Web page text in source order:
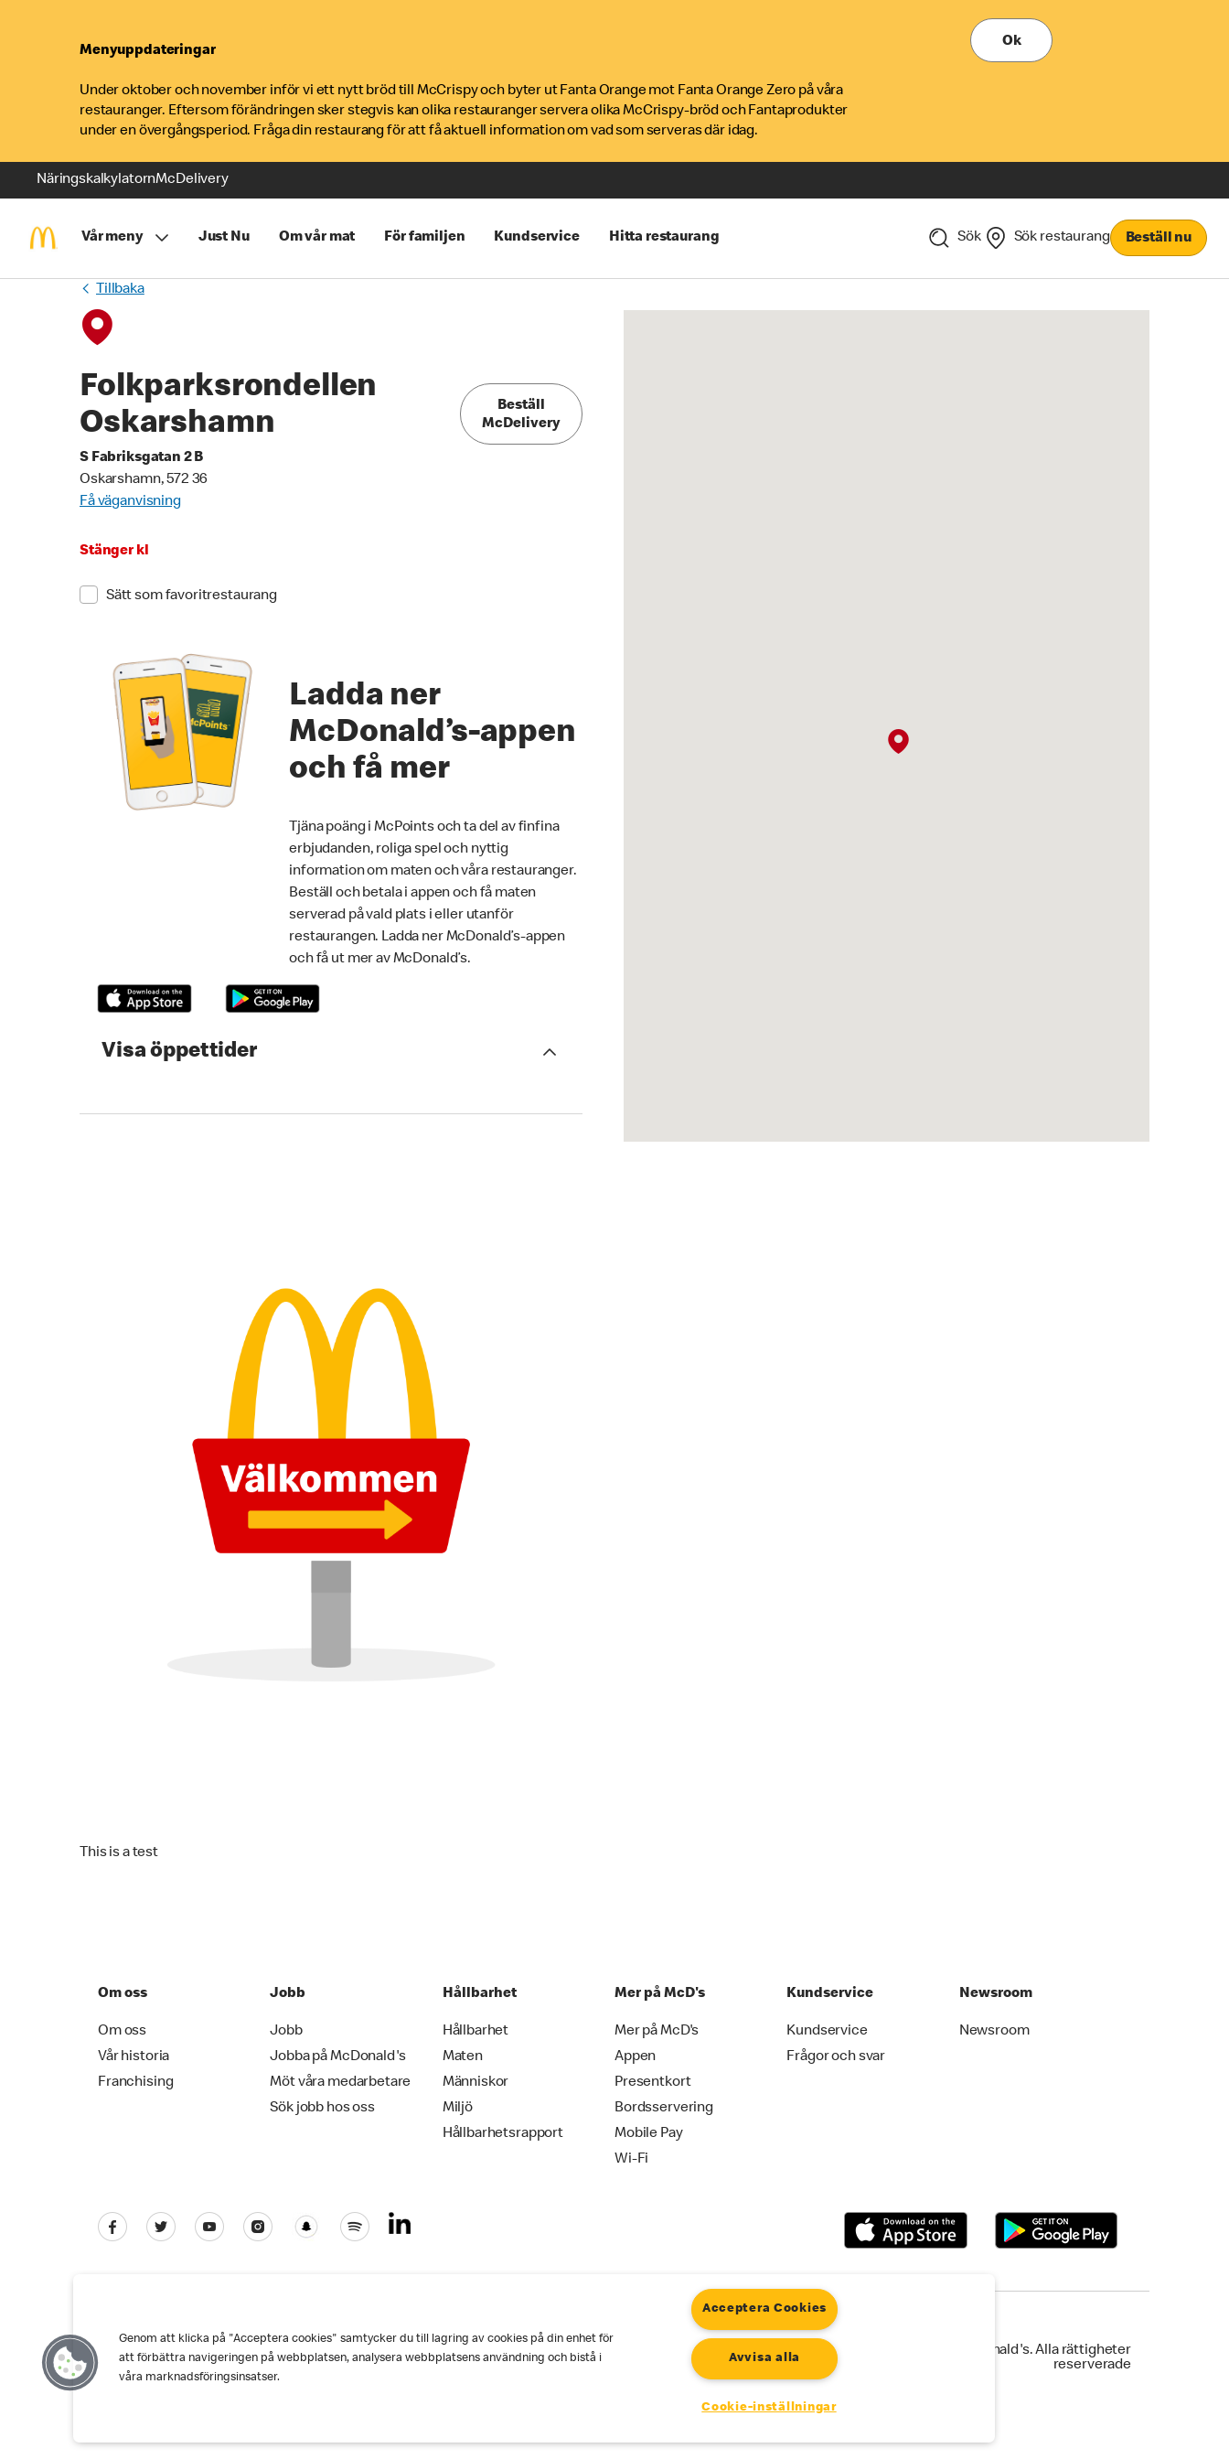
Menyuppdateringar
Under oktober och november inför vi ett nytt bröd till McCrispy och byter ut Fanta Orange mot Fanta Orange Zero på våra
restauranger. Eftersom förändringen sker stegvis kan olika restauranger servera olika McCrispy-bröd och Fantaprodukter
under en övergångsperiod. Fråga din restaurang för att få aktuell information om vad som serveras där idag.
Ok
NäringskalkylatornMcDelivery
Vår meny Just Nu Om vår mat För familjen Kundservice Hitta restaurang Sök Sök restaurang Beställ nu
Tillbaka
Folkparksrondellen
Oskarshamn
S Fabriksgatan 2 B
Oskarshamn, 572 36
Få väganvisning
Stänger kl
Sätt som favoritrestaurang
Beställ
McDelivery
Ladda ner
McDonald’s-appen
och få mer
Tjäna poäng i McPoints och ta del av finfina
erbjudanden, roliga spel och nyttig
information om maten och våra restauranger.
Beställ och betala i appen och få maten
serverad på vald plats i eller utanför
restaurangen. Ladda ner McDonald’s-appen
och få ut mer av McDonald’s.
Visa öppettider
This is a test
Om oss
Om oss
Vår historia
Franchising
Jobb
Jobb
Jobba på McDonald's
Möt våra medarbetare
Sök jobb hos oss
Hållbarhet
Hållbarhet
Maten
Människor
Miljö
Hållbarhetsrapport
Mer på McD's
Mer på McD's
Appen
Presentkort
Bordsservering
Mobile Pay
Wi-Fi
Kundservice
Kundservice
Frågor och svar
Newsroom
Newsroom
Kundservice Personuppgiftspolicy Cookies Cookie Settings
©2021 McDonald's. Alla rättigheter
reserverade
Genom att klicka på "Acceptera cookies" samtycker du till lagring av cookies på din enhet för
att förbättra navigeringen på webbplatsen, analysera webbplatsens användning och bistå i
våra marknadsföringsinsatser.
Acceptera Cookies
Avvisa alla
Cookie-inställningar